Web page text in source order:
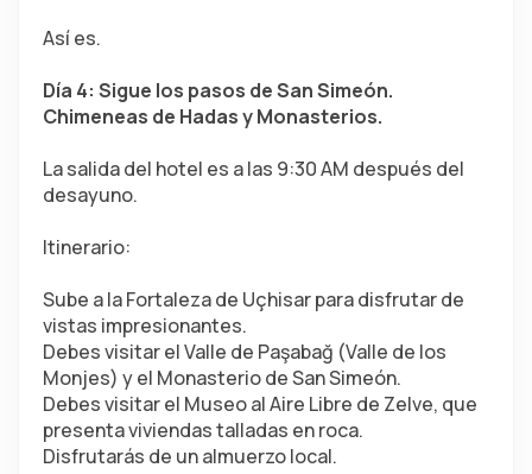
Así es.
Día 4: Sigue los pasos de San Simeón.
Chimeneas de Hadas y Monasterios.
La salida del hotel es a las 9:30 AM después del
desayuno.
Itinerario:
Sube a la Fortaleza de Uçhisar para disfrutar de
vistas impresionantes.
Debes visitar el Valle de Paşabağ (Valle de los
Monjes) y el Monasterio de San Simeón.
Debes visitar el Museo al Aire Libre de Zelve, que
presenta viviendas talladas en roca.
Disfrutarás de un almuerzo local.